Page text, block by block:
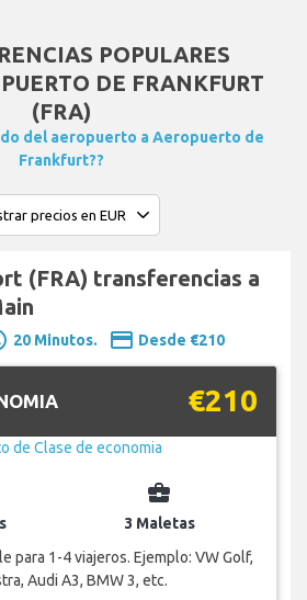
POPULARES
DE FRANKFURT
(FRA)
del aeropuerto a Aeropuerto de
Frankfurt??
(FRA) transferencias a
20 Minutos. payment Desde €210
€210
business_center
3 Maletas
para 1-4 viajeros. Ejemplo: VW Golf,
Audi A3, BMW 3, etc.